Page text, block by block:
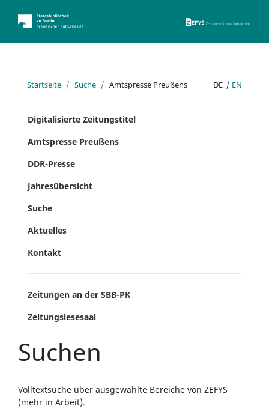
Startseite Suche Amtspresse Preußens DE | EN
Digitalisierte Zeitungstitel
Amtspresse Preußens
DDR-Presse
Jahresübersicht
Suche
Aktuelles
Kontakt
Zeitungen an der SBB-PK
Zeitungslesesaal
Suchen
Volltextsuche über ausgewählte Bereiche von ZEFYS
(mehr in Arbeit).